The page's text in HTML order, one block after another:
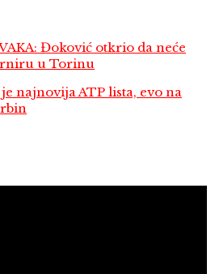
Đoković otkrio da neće
u Torinu
najnovija ATP lista, evo na